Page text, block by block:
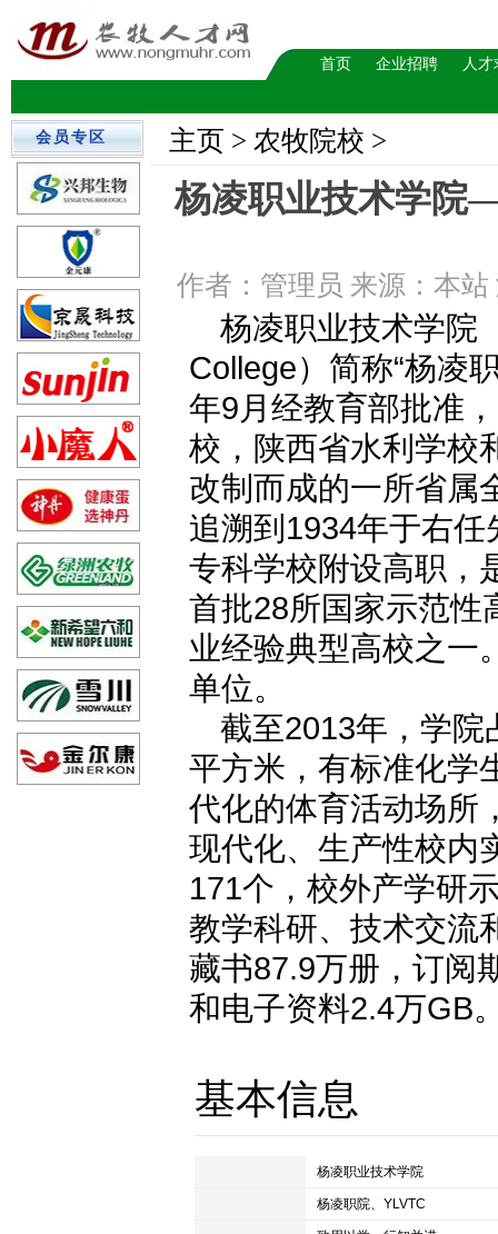
首页 企业招聘 人才
会员专区 主页 > 农牧院校 >
杨凌职业技术学院
作者：管理员 来源：本站
杨凌职业技术学院
College）简称“杨凌
年9月经教育部批准
校，陕西省水利学校
改制而成的一所省属
追溯到1934年于右
专科学校附设高职，
首批28所国家示范性
业经验典型高校之一
单位。
截至2013年，学院
平方米，有标准化学
代化的体育活动场所
现代化、生产性校内
171个，校外产学研
教学科研、技术交流
藏书87.9万册，订阅
和电子资料2.4万GB
基本信息
杨凌职业技术学院
杨凌职院、YLVTC